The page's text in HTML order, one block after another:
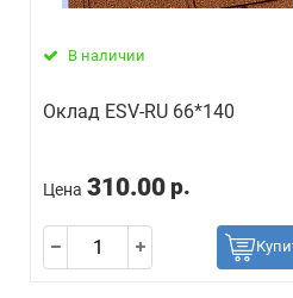
В наличии
Оклад ESV-RU 66*140
Цена 310.00 р.